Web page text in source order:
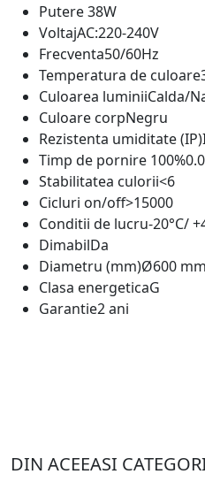
Putere38W
VoltajAC:220-240V
Frecventa50/60Hz
Temperatura de culoare
Culoarea luminiiCalda/
Culoare corpNegru
Rezistenta umiditate (IP)
Timp de pornire 100%
Stabilitatea culorii<6
Cicluri on/off>15000
Conditii de lucru-20°C/
DimabilDa
Diametru (mm)Ø600 mm
Clasa energeticaG
Garantie2 ani
DIN ACEEASI